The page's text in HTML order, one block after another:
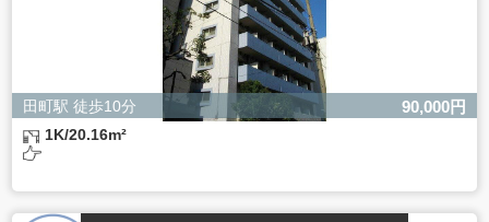
田町駅 徒歩10分 90,000円
1K/20.16m²